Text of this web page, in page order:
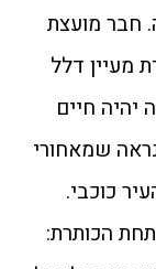
חבר מועצת
מעיין דלל
מספר 3 ברשימה יהיה חיים
שמאחורי
כוכבי.
הכותרת: